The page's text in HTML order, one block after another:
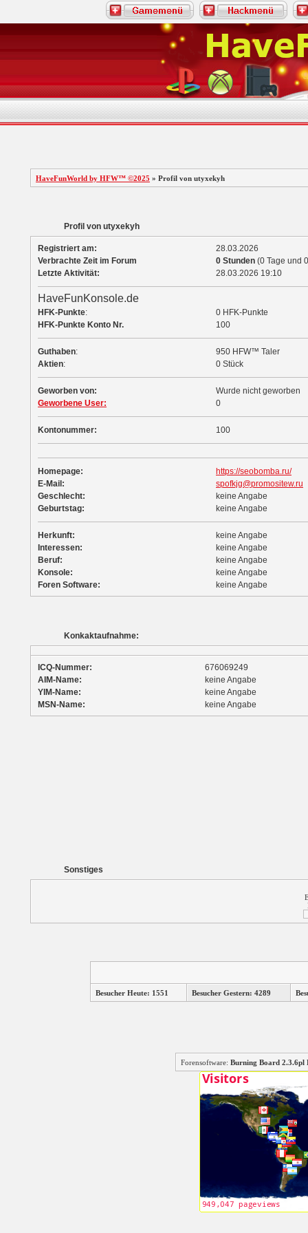
HaveFunWorld by HFW™ ©2025 » Profil von utyxekyh
Profil von utyxekyh
Registriert am:
28.03.2026
Verbrachte Zeit im Forum
0 Stunden (0 Tage und
Letzte Aktivität:
28.03.2026 19:10
HaveFunKonsole.de
HFK-Punkte:
0 HFK-Punkte
HFK-Punkte Konto Nr.
100
Guthaben:
950 HFW™ Taler
Aktien: 0 Stück
Geworben von:
Wurde nicht geworben
Geworbene User:
0
Kontonummer: 100
Homepage:
https://seobomba.ru/
E-Mail:
spofkjg@promositew.ru
Geschlecht:
keine Angabe
Geburtstag:
keine Angabe
Herkunft:
keine Angabe
Interessen:
keine Angabe
Beruf:
keine Angabe
Konsole:
keine Angabe
Foren Software:
keine Angabe
Konkaktaufnahme:
ICQ-Nummer:
676069249
AIM-Name:
keine Angabe
YIM-Name:
keine Angabe
MSN-Name:
keine Angabe
Sonstiges
Besucher Heute: 1551 Besucher Gestern: 4289
Forensoftware: Burning Board